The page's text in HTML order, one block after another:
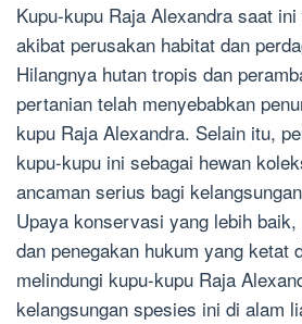
Kupu-kupu Raja Alexandra saat
akibat perusakan habitat dan
Hilangnya hutan tropis dan
pertanian telah menyebabkan
kupu Raja Alexandra. Selain itu,
kupu-kupu ini sebagai hewan
ancaman serius bagi
Upaya konservasi yang lebih
dan penegakan hukum yang ketat
melindungi kupu-kupu Raja
kelangsungan spesies ini di alam